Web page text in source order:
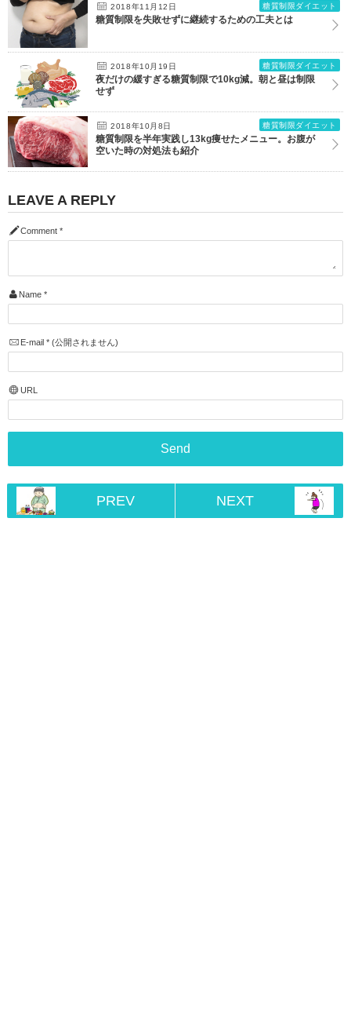
2018年11月12日 糖質制限ダイエット
糖質制限を失敗せずに継続するための工夫とは
2018年10月19日 糖質制限ダイエット
夜だけの緩すぎる糖質制限で10kg減。朝と昼は制限
せず
2018年10月8日 糖質制限ダイエット
糖質制限を半年実践し13kg痩せたメニュー。お腹が
空いた時の対処法も紹介
LEAVE A REPLY
Comment *
Name *
E-mail *(公開されません)
URL
PREV NEXT